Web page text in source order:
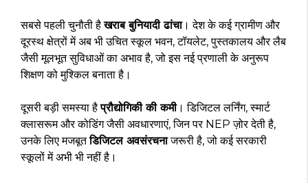
सबसे पहली चुनौती हैखराब बुनियादी ढांचा। देश के कई ग्रामीण और
दूरस्थ क्षेत्रों में अब भी उचित स्कूल भवन, टॉयलेट, पुस्तकालय और लैब
जैसी मूलभूत सुविधाओं का अभाव है, जो इस नई प्रणाली के अनुरूप
शिक्षण को मुश्किल बनाता है।
दूसरी बड़ी समस्या हैप्रौद्योगिकी की कमी। डिजिटल लर्निंग, स्मार्ट
क्लासरूम और कोडिंग जैसी अवधारणाएं, जिन पर NEP ज़ोर देती है,
उनके लिए मजबूतडिजिटल अवसंरचनाजरूरी है, जो कई सरकारी
स्कूलों में अभी भी नहीं है।